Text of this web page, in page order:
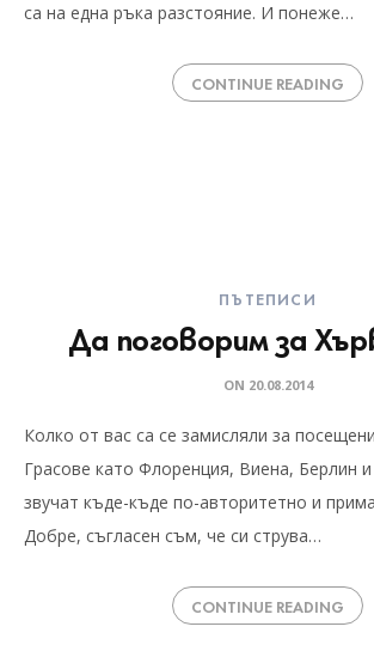
са на една ръка разстояние. И понеже…
CONTINUE READING
ПЪТЕПИСИ
Да поговорим за
ON 20.08.2014
Колко от вас са се замисляли за
Грасове като Флоренция, Виена, Берлин и
звучат къде-къде по-авторитетно и
Добре, съгласен съм, че си струва…
CONTINUE READING